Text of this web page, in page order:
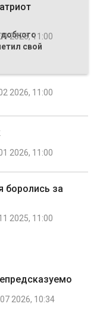
свой
2026, 11:00
2026, 11:00
2026, 11:00
боролись за
2025, 11:00
2026, 10:34